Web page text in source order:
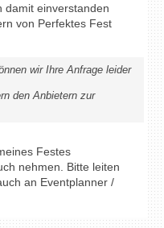
damit einverstanden
von Perfektes Fest
wir Ihre Anfrage leider
den Anbietern zur
Festes
nehmen. Bitte leiten
an Eventplanner /